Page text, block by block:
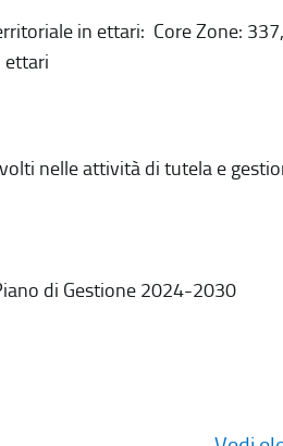
in ettari: Core Zone:
ettari
nelle attività di tutela e
di Gestione 2024-2030